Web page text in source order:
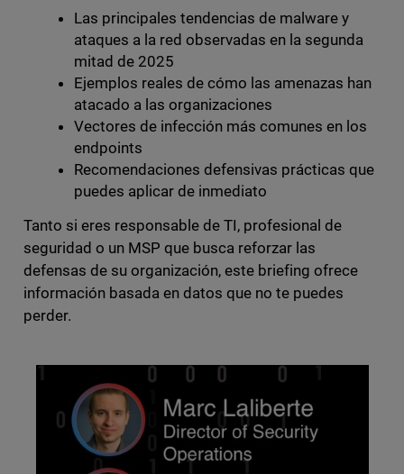
Las principales tendencias de malware y
ataques a la red observadas en la segunda
mitad de 2025
Ejemplos reales de cómo las amenazas han
atacado a las organizaciones
Vectores de infección más comunes en los
endpoints
Recomendaciones defensivas prácticas que
puedes aplicar de inmediato
Tanto si eres responsable de TI, profesional de
seguridad o un MSP que busca reforzar las
defensas de su organización, este briefing ofrece
información basada en datos que no te puedes
perder.